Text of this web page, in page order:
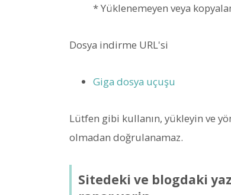
* Yüklenemeyen veya
Dosya indirme URL'si
Giga dosya uçuşu
Lütfen gibi kullanın, yükleyin ve
olmadan doğrulanamaz.
Sitedeki ve blogdaki